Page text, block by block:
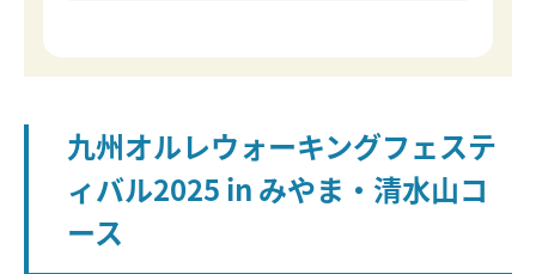
九州オルレウォーキングフェステ
ィバル2025 in みやま・清水山コ
ース